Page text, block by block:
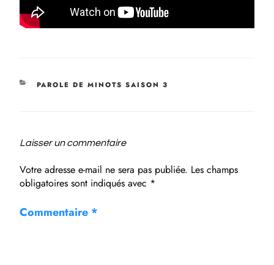
PAROLE DE MINOTS SAISON 3
Laisser un commentaire
Votre adresse e-mail ne sera pas publiée. Les champs
obligatoires sont indiqués avec *
Commentaire *